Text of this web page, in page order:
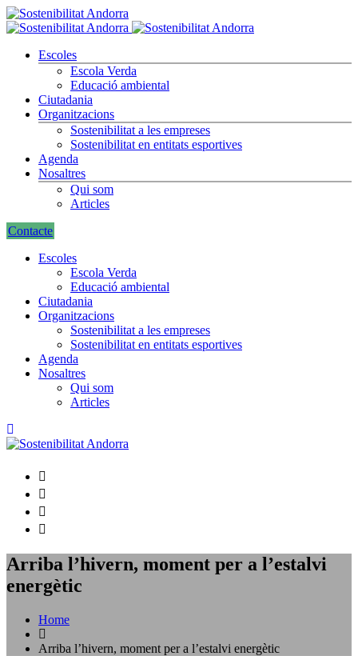
Escoles
Escola Verda
Educació ambiental
Ciutadania
Organitzacions
Sostenibilitat a les empreses
Sostenibilitat en entitats esportives
Agenda
Nosaltres
Qui som
Articles
Contacte
Escoles
Escola Verda
Educació ambiental
Ciutadania
Organitzacions
Sostenibilitat a les empreses
Sostenibilitat en entitats esportives
Agenda
Nosaltres
Qui som
Articles
Arriba l’hivern, moment per a l’estalvi
energètic
Home
Arriba l’hivern, moment per a l’estalvi energètic